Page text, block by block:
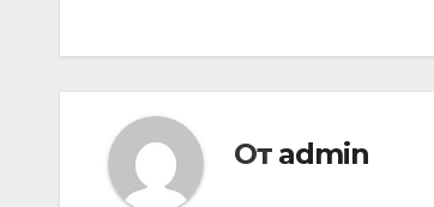
От admin